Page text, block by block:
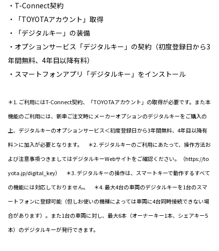
・T-Connect契約
・「TOYOTAアカウント」取得
・「デジタルキー」の装備
・オプションサービス「デジタルキー」の契約（初度登録日から3
年間無料、4年目以降有料）
・スマートフォンアプリ「デジタルキー」をインストール
＊1. ご利用にはT-Connect契約、「TOYOTAアカウント」の取得が必要です。また本
機能のご利用には、新車ご注文時にメーカーオプションのデジタルキーをご購入の
上、デジタルキーのオプションサービス＜初度登録日から3年間無料、4年目以降有
料＞に加入が必要となります。 ＊2. デジタルキーのご利用にあたって、操作方法お
よび注意事項つきましてはデジタルキーWebサイトをご確認ください。（https://to
yota.jp/digital_key） ＊3. デジタルキーの操作は、スマートキーで動作するすべて
の機能には対応しておりません。 ＊4. 最大4台の車両のデジタルキーを1台のスマ
ートフォンに登録可能（但しお使いの機種によっては車両に4台同時接続できない場
合があります）。また1台の車両に対し、最大6本（オーナーキー1本、シェアキー5
本）のデジタルキーが発行できます。